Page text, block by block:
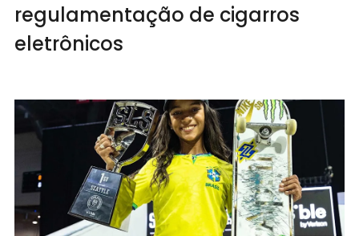
regulamentação de cigarros
eletrônicos